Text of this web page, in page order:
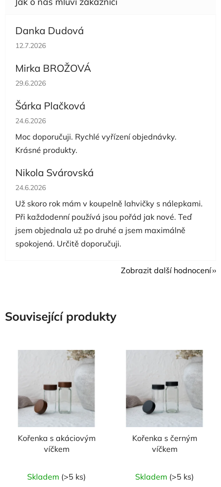
Danka Dudová
Hodnocení obchodu je 5 z 5 hvězdiček.
12.7.2026
Mirka BROŽOVÁ
Hodnocení obchodu je 5 z 5 hvězdiček.
29.6.2026
Šárka Plačková
Hodnocení obchodu je 5 z 5 hvězdiček.
24.6.2026
Moc doporučuji. Rychlé vyřízení objednávky.
Krásné produkty.
Nikola Svárovská
Hodnocení obchodu je 5 z 5 hvězdiček.
24.6.2026
Už skoro rok mám v koupelně lahvičky s nálepkami.
Při každodenní používá jsou pořád jak nové. Teď
jsem objednala už po druhé a jsem maximálně
spokojená. Určitě doporučuji.
Zobrazit další hodnocení
Související produkty
Kořenka s akáciovým
víčkem
hodnocení
Skladem (>5 ks)
Kořenka s černým
víčkem
hodnocení
Skladem (>5 ks)